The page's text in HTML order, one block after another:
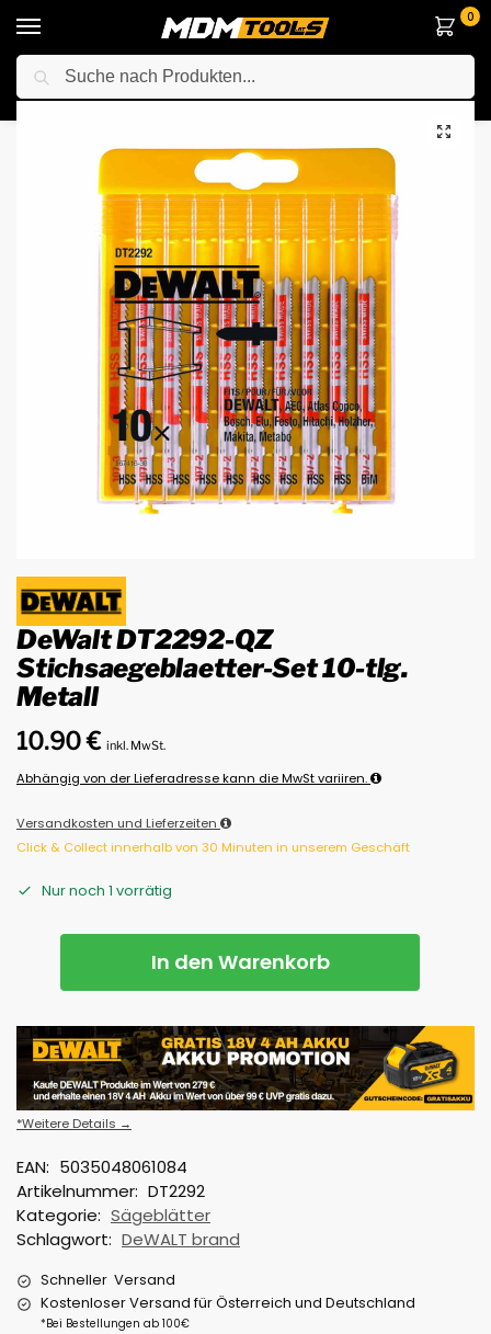
0
Startseite / Zubehör & Handwerkzeuge
DeWalt DT2292-QZ
Stichsaegeblaetter-Set 10-tlg.
Metall
10.90€ inkl. MwSt.
Abhängig von der Lieferadresse kann die MwSt variiren.
Versandkosten und Lieferzeiten
Click & Collect innerhalb von 30 Minuten in unserem Geschäft
Nur noch 1 vorrätig
In den Warenkorb
*Weitere Details →
EAN: 5035048061084
Artikelnummer: DT2292
Kategorie: Sägeblätter
Schlagwort: DeWALT brand
Schneller Versand
Kostenloser Versand für Österreich und Deutschland
*Bei Bestellungen ab 100€